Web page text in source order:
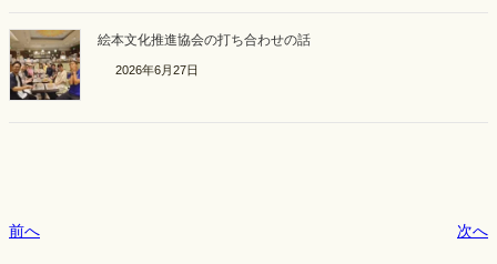
絵本文化推進協会の打ち合わせの話
2026年6月27日
前へ 次へ